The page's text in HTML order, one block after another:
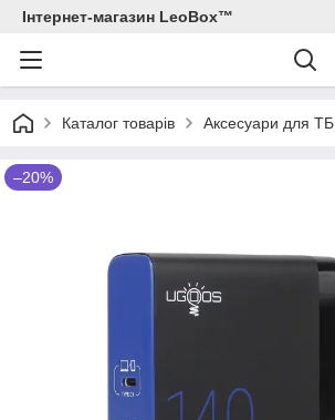
Інтернет-магазин LeoBox™
Каталог товарів Аксесуари для ТБ
–20%